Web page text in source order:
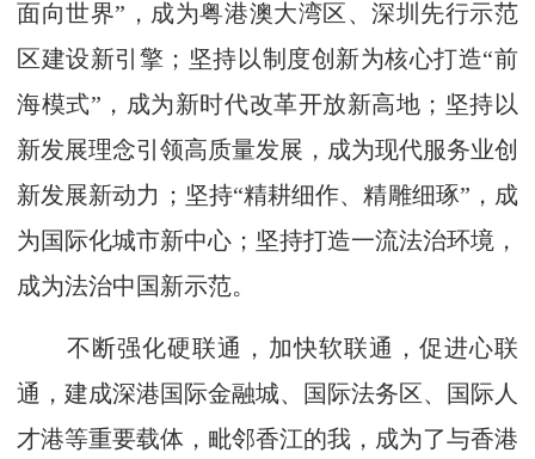
面向世界”，成为粤港澳大湾区、深圳先行示范
区建设新引擎；坚持以制度创新为核心打造“前
海模式”，成为新时代改革开放新高地；坚持以
新发展理念引领高质量发展，成为现代服务业创
新发展新动力；坚持“精耕细作、精雕细琢”，成
为国际化城市新中心；坚持打造一流法治环境，
成为法治中国新示范。
不断强化硬联通，加快软联通，促进心联
通，建成深港国际金融城、国际法务区、国际人
才港等重要载体，毗邻香江的我，成为了与香港